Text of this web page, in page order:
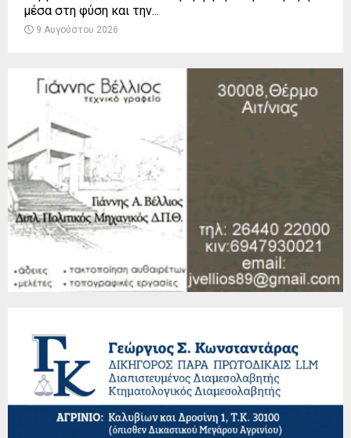
μέσα στη φύση και την...
9 Αυγούστου 2026